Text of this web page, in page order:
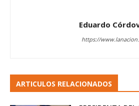
Eduardo
https://
ARTICULOS RELACIONADOS